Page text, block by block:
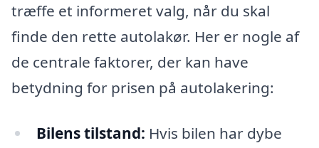
træffe et informeret valg, når du skal
finde den rette autolakør. Her er nogle af
de centrale faktorer, der kan have
betydning for prisen på autolakering:
Bilens tilstand: Hvis bilen har dybe